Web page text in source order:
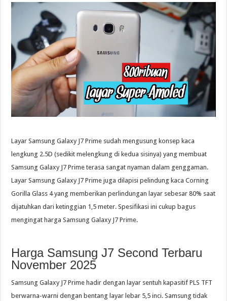
Layar Samsung Galaxy J7 Prime sudah mengusung konsep kaca
lengkung 2.5D (sedikit melengkung di kedua sisinya) yang membuat
Samsung Galaxy J7 Prime terasa sangat nyaman dalam genggaman.
Layar Samsung Galaxy J7 Prime juga dilapisi pelindung kaca Corning
Gorilla Glass 4 yang memberikan perlindungan layar sebesar 80% saat
dijatuhkan dari ketinggian 1,5 meter. Spesifikasi ini cukup bagus
mengingat harga Samsung Galaxy J7 Prime.
Harga Samsung J7 Second Terbaru
November 2025
Samsung Galaxy J7 Prime hadir dengan layar sentuh kapasitif PLS ​​TFT
berwarna-warni dengan bentang layar lebar 5,5 inci. Samsung tidak